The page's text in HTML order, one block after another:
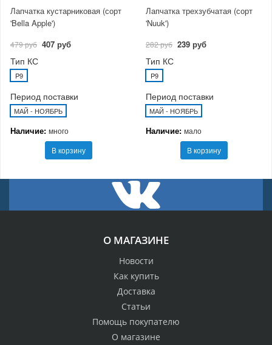
Лапчатка кустарниковая (сорт
'Bella Apple')
479 руб 407 руб
Тип КС
P9
Период поставки
МАЙ - НОЯБРЬ
Наличие: много
В корзину
Лапчатка трехзубчатая (сорт
'Nuuk')
282 руб 239 руб
Тип КС
P9
Период поставки
МАЙ - НОЯБРЬ
Наличие: мало
В корзину
О МАГАЗИНЕ
Новости
Как купить
Доставка
Статьи
Помощь покупателю
О магазине